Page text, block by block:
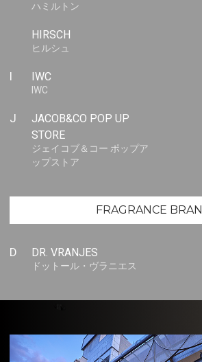
ハミルトン
HIRSCH
ヒルシュ
I IWC
IWC
J
JACOB&CO POP UP
STORE
ジェイコブ＆コー ポップア
ップストア
FRAGRANCE
D DR. VRANJES
ドットール・ヴラニエス